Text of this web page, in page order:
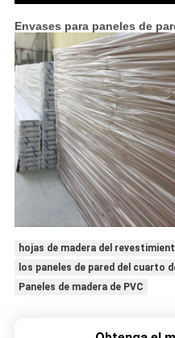
Envases para paneles de
hojas de madera del
los paneles de pared del cuarto
Paneles de madera de PVC